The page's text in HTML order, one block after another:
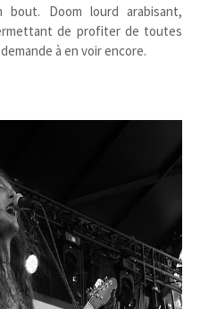
Doom lourd arabisant,
de profiter de toutes
à en voir encore.